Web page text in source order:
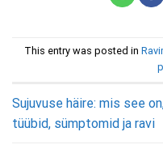
This entry was posted in
Sujuvuse häire: mis see
tüübid, sümptomid ja ravi